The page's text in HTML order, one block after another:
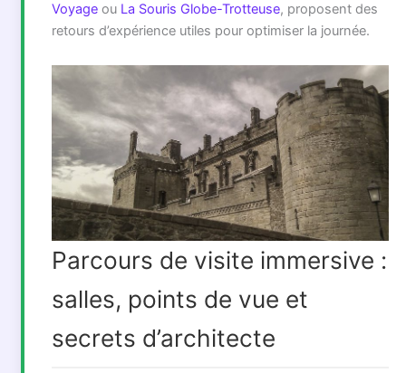
Voyageou La Souris Globe-Trotteuse, proposent des
retours d’expérience utiles pour optimiser la journée.
Parcours de visite immersive :
salles, points de vue et
secrets d’architecte